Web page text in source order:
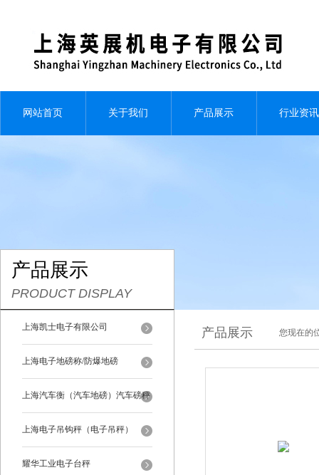
网站首页 关于我们 产品展示 行业资讯
产品展示
PRODUCT DISPLAY
上海凯士电子有限公司
上海电子地磅称/防爆地磅
上海汽车衡（汽车地磅）汽车磅秤
上海电子吊钩秤（电子吊秤）
耀华工业电子台秤
产品展示 您现在的